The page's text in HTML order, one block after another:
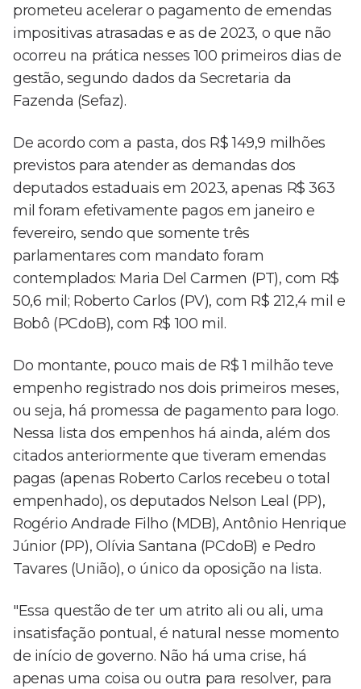
prometeu acelerar o pagamento de emendas
impositivas atrasadas e as de 2023, o que não
ocorreu na prática nesses 100 primeiros dias de
gestão, segundo dados da Secretaria da
Fazenda (Sefaz).
De acordo com a pasta, dos R$ 149,9 milhões
previstos para atender as demandas dos
deputados estaduais em 2023, apenas R$ 363
mil foram efetivamente pagos em janeiro e
fevereiro, sendo que somente três
parlamentares com mandato foram
contemplados: Maria Del Carmen (PT), com R$
50,6 mil; Roberto Carlos (PV), com R$ 212,4 mil e
Bobô (PCdoB), com R$ 100 mil.
Do montante, pouco mais de R$ 1 milhão teve
empenho registrado nos dois primeiros meses,
ou seja, há promessa de pagamento para logo.
Nessa lista dos empenhos há ainda, além dos
citados anteriormente que tiveram emendas
pagas (apenas Roberto Carlos recebeu o total
empenhado), os deputados Nelson Leal (PP),
Rogério Andrade Filho (MDB), Antônio Henrique
Júnior (PP), Olívia Santana (PCdoB) e Pedro
Tavares (União), o único da oposição na lista.
"Essa questão de ter um atrito ali ou ali, uma
insatisfação pontual, é natural nesse momento
de início de governo. Não há uma crise, há
apenas uma coisa ou outra para resolver, para